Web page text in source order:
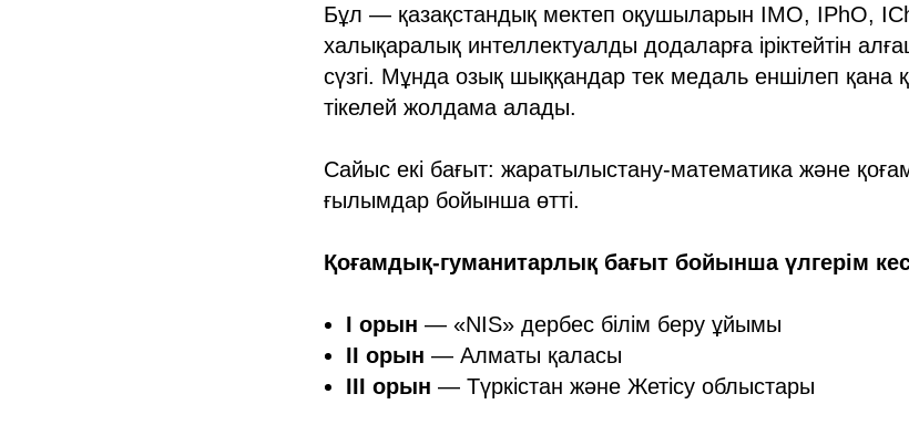
Бұл — қазақстандық мектеп оқушыларын IMO, IPhO,
халықаралық интеллектуалды додаларға іріктейтін
сүзгі. Мұнда озық шыққандар тек медаль еншілеп қана
тікелей жолдама алады.
Сайыс екі бағыт: жаратылыстану-математика және
ғылымдар бойынша өтті.
Қоғамдық-гуманитарлық бағыт бойынша үлгерім
І орын — «NIS» дербес білім беру ұйымы
ІІ орын — Алматы қаласы
ІІІ орын — Түркістан және Жетісу облыстары